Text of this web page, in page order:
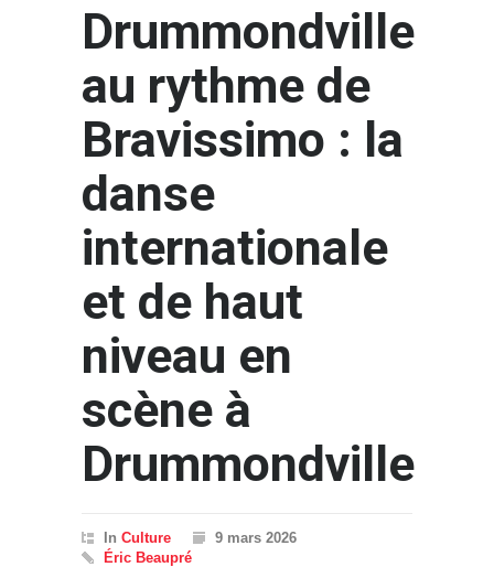
Drummondville
au rythme de
Bravissimo : la
danse
internationale
et de haut
niveau en
scène à
Drummondville
In Culture
9 mars 2026
Éric Beaupré